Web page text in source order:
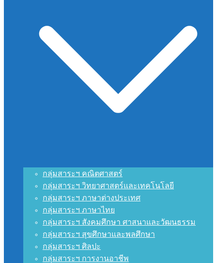
กลุ่มสาระฯ คณิตศาสตร์
กลุ่มสาระฯ วิทยาศาสตร์และเทคโนโลยี
กลุ่มสาระฯ ภาษาต่างประเทศ
กลุ่มสาระฯ ภาษาไทย
กลุ่มสาระฯ สังคมศึกษา ศาสนาและวัฒนธรรม
กลุ่มสาระฯ สุขศึกษาและพลศึกษา
กลุ่มสาระฯ ศิลปะ
กลุ่มสาระฯ การงานอาชีพ